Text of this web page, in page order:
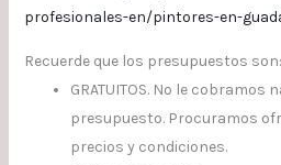
profesionales-en/pintores-en-
Recuerde que los presupuestos son:
GRATUITOS. No le
presupuesto. Procuramos
precios y condiciones.